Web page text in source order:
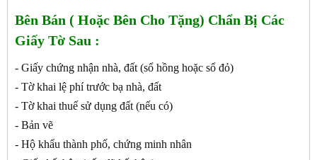
Bên Bán ( Hoặc Bên Cho Tặng) Chẩn Bị Các
Giấy Tờ Sau :
- Giấy chứng nhận nhà, đất (sổ hồng hoặc sổ đỏ)
- Tờ khai lệ phí trước bạ nhà, đất
- Tờ khai thuế sử dụng đất (nếu có)
- Bản vẽ
- Hộ khẩu thành phố, chứng minh nhân